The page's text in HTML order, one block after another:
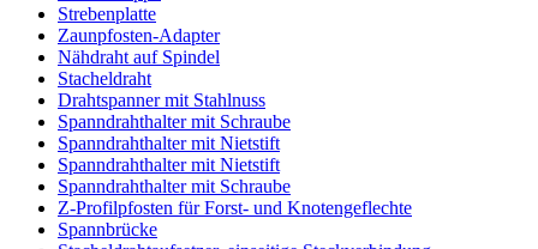
Strebenplatte
Zaunpfosten-Adapter
Nähdraht auf Spindel
Stacheldraht
Drahtspanner mit Stahlnuss
Spanndrahthalter mit Schraube
Spanndrahthalter mit Nietstift
Spanndrahthalter mit Nietstift
Spanndrahthalter mit Schraube
Z-Profilpfosten für Forst- und Knotengeflechte
Spannbrücke